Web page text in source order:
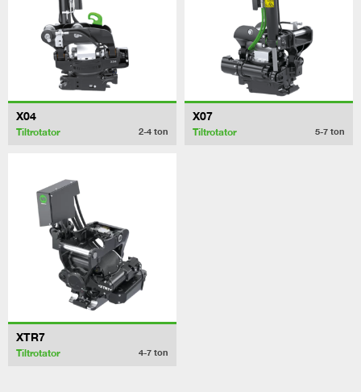
X04
Tiltrotator 2-4 ton
X07
Tiltrotator 5-7 ton
XTR7
Tiltrotator 4-7 ton